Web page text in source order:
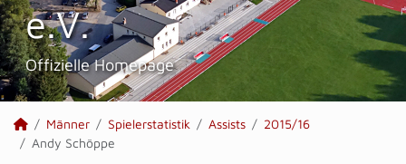
e.V.
Offizielle Homepage
Männer Spielerstatistik Assists
2015/16
Andy Schöppe